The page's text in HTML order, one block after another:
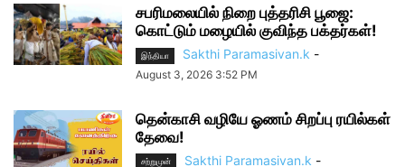
சபரிமலையில் நிறை புத்தரிசி பூஜை:
கொட்டும் மழையில் குவிந்த பக்தர்கள்!
இந்தியா Sakthi Paramasivan.k -
August 3, 2026 3:52 PM
தென்காசி வழியே ஓணம் சிறப்பு ரயில்கள்
தேவை!
சற்றுமுன் Sakthi Paramasivan.k -